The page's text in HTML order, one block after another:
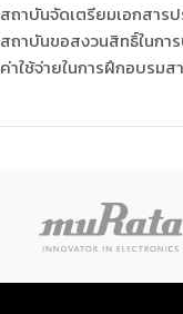
สถาบันจัดเตรียมเอกสาร
สถาบันขอสงวนสิทธิ์ในกา
ค่าใช้จ่ายในการฝึกอบรม